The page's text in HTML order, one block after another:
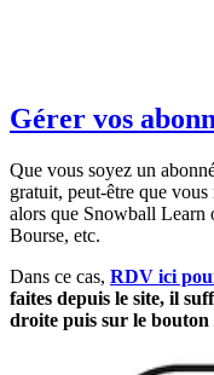
Gérer vos
Que vous soyez un
gratuit, peut-être que
alors que Snowball
Bourse, etc.
Dans ce cas, RDV ici
faites depuis le site, il
droite puis sur le bouton